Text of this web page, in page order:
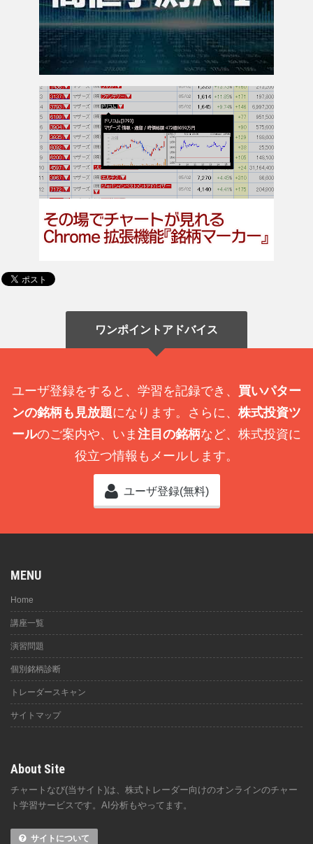
ワンポイントアドバイス
ユーザ登録をすると、学習を記録でき、 買いパター
ンの銘柄も見放題になります。さらに、 株式投資ツ
ールのご案内や、いま 注目の銘柄など、株式投資に
役立つ情報もメールします。
ユーザ登録(無料)
MENU
Home
講座一覧
演習問題
個別銘柄診断
トレーダースキャン
サイトマップ
About Site
チャートなび(当サイト)は、株式トレーダー向けのオンラインのチャー
ト学習サービスです。AI分析もやってます。
サイトについて